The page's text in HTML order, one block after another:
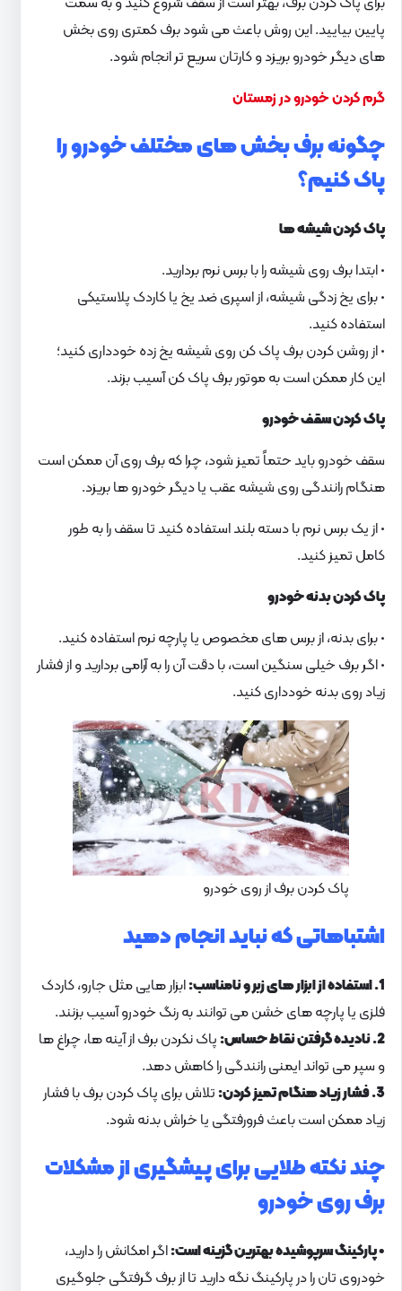
پایین بیایید. این روش باعث می شود برف کمتری روی بخش
های دیگر خودرو بریزد و کارتان سریع تر انجام شود.
گرم کردن خودرو در زمستان
چگونه برف بخش های مختلف خودرو را
پاک کنیم؟
پاک کردن شیشه ها
• ابتدا برف روی شیشه را با برس نرم بردارید.
• برای یخ زدگی شیشه، از اسپری ضد یخ یا کاردک پلاستیکی
استفاده کنید.
• از روشن کردن برف پاک کن روی شیشه یخ زده خودداری کنید؛
این کار ممکن است به موتور برف پاک کن آسیب بزند.
پاک کردن سقف خودرو
سقف خودرو باید حتماً تمیز شود، چرا که برف روی آن ممکن است
هنگام رانندگی روی شیشه عقب یا دیگر خودرو ها بریزد.
• از یک برس نرم با دسته بلند استفاده کنید تا سقف را به طور
کامل تمیز کنید.
پاک کردن بدنه خودرو
• برای بدنه، از برس های مخصوص یا پارچه نرم استفاده کنید.
• اگر برف خیلی سنگین است، با دقت آن را به آرامی بردارید و از فشار
زیاد روی بدنه خودداری کنید.
پاک کردن برف از روی خودرو
اشتباهاتی که نباید انجام دهید
1. استفاده از ابزار های زبر و نامناسب:
ابزار هایی مثل جارو، کاردک
فلزی یا پارچه های خشن می توانند به رنگ خودرو آسیب بزنند.
2. نادیده گرفتن نقاط حساس:
پاک نکردن برف از آینه ها، چراغ ها
و سپر می تواند ایمنی رانندگی را کاهش دهد.
3. فشار زیاد هنگام تمیز کردن:
تلاش برای پاک کردن برف با فشار
زیاد ممکن است باعث فرورفتگی یا خراش بدنه شود.
چند نکته طلایی برای پیشگیری از مشکلات
برف روی خودرو
• پارکینگ سرپوشیده بهترین گزینه است:اگر امکانش را دارید،
خودروی تان را در پارکینگ نگه دارید تا از برف گرفتگی جلوگیری